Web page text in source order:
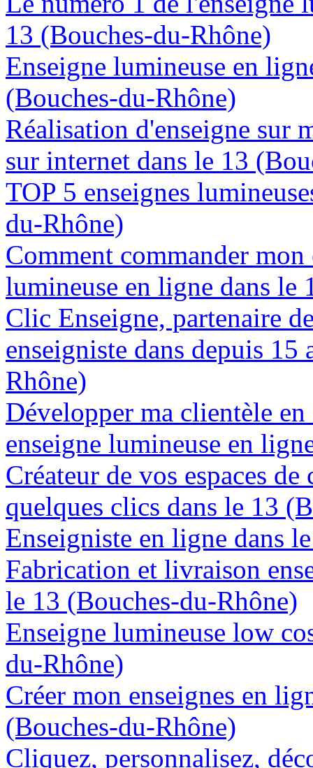
13 (Bouches-du-Rhône)
Enseigne lumineuse en
(Bouches-du-Rhône)
Réalisation d'enseigne sur
sur internet dans le 13
TOP 5 enseignes
du-Rhône)
Comment commander
lumineuse en ligne dans le
Clic Enseigne, partenaire
enseigniste dans depuis 15
Rhône)
Développer ma clientèle
enseigne lumineuse en
Créateur de vos espaces
quelques clics dans le 13
Enseigniste en ligne dans
Fabrication et livraison
le 13 (Bouches-du-Rhône)
Enseigne lumineuse low
du-Rhône)
Créer mon enseignes en
(Bouches-du-Rhône)
Cliquez, personnalisez,